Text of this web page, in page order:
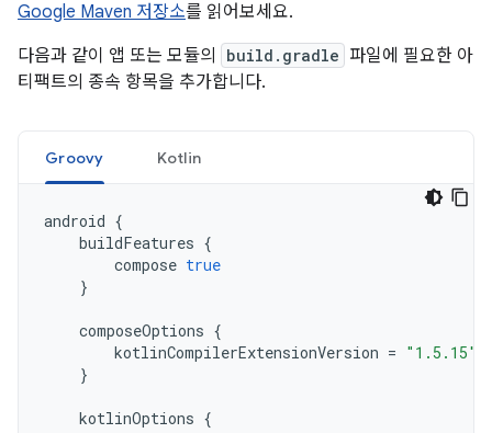
Google Maven 저장소를 읽어보세요.
다음과 같이 앱 또는 모듈의
build.gradle 파일에 필요한 아
티팩트의 종속 항목을 추가합니다.
Groovy Kotlin
android {
buildFeatures {
compose true
}
composeOptions {
kotlinCompilerExtensionVersion = "1.5.15"
}
kotlinOptions {